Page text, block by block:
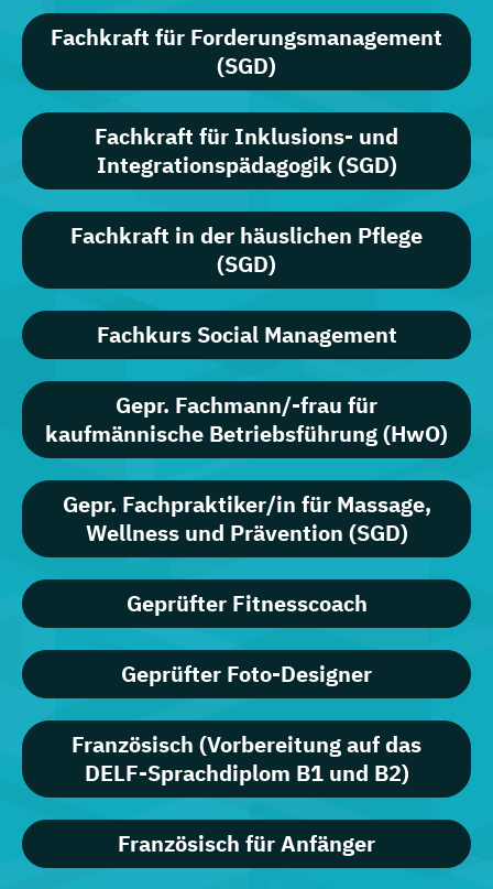
Fachkraft für Forderungsmanagement
(SGD)
Fachkraft für Inklusions- und
Integrationspädagogik (SGD)
Fachkraft in der häuslichen Pflege
(SGD)
Fachkurs Social Management
Gepr. Fachmann/-frau für
kaufmännische Betriebsführung (HwO)
Gepr. Fachpraktiker/in für Massage,
Wellness und Prävention (SGD)
Geprüfter Fitnesscoach
Geprüfter Foto-Designer
Französisch (Vorbereitung auf das
DELF-Sprachdiplom B1 und B2)
Französisch für Anfänger